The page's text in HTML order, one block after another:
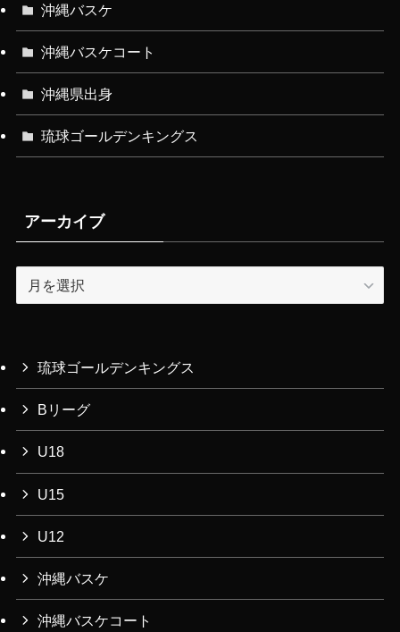
沖縄バスケ
沖縄バスケコート
沖縄県出身
琉球ゴールデンキングス
アーカイブ
ブ
琉球ゴールデンキングス
Bリーグ
U18
U15
U12
沖縄バスケ
沖縄バスケコート